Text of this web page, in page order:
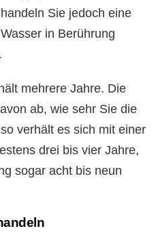
Sie jedoch eine
in Berührung
mehrere Jahre. Die
ab, wie sehr Sie die
verhält es sich mit einer
drei bis vier Jahre,
sogar acht bis neun